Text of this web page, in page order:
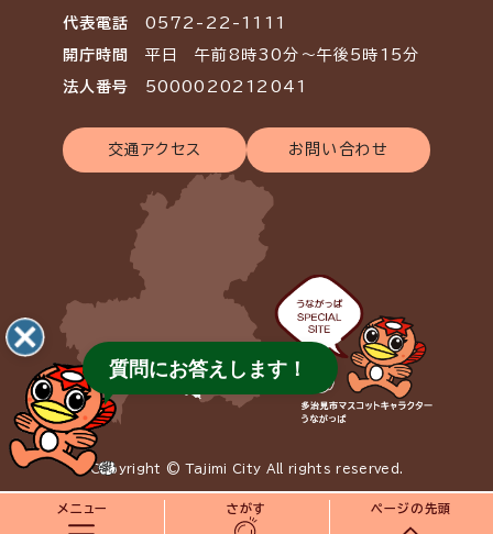
メニュー さがす ページの先頭
代表電話 0572-22-1111
開庁時間 平日 午前8時30分～午後5時15分
法人番号 5000020212041
交通アクセス お問い合わせ
Copyright © Tajimi City All rights reserved.
質問にお答えします！